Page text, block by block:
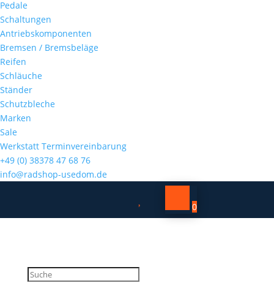
Pedale
Schaltungen
Antriebskomponenten
Bremsen / Bremsbeläge
Reifen
Schläuche
Ständer
Schutzbleche
Marken
Sale
Werkstatt Terminvereinbarung
+49 (0) 38378 47 68 76
info@radshop-usedom.de
0